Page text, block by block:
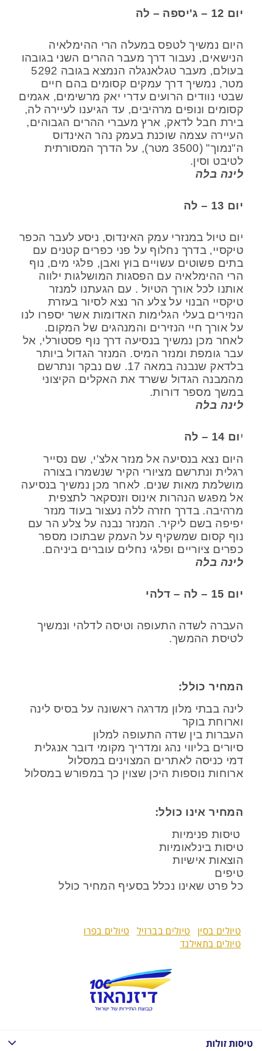
יום 12 – ג'יספה – לה
היום נמשיך לטפס במעלה הרי ההימלאיה
הנישאים, נעבור דרך מעבר ההרים השני בגובהו
בעולם, מעבר טגלאנגלה הנמצא בגובה 5292
מטר, נמשיך דרך עמקים קסומים בהם חיים
שבטי נוודים הרועים עדרי יאק מרשימים, אגמים
קסומים ונופים מרהיבים, עד הגיענו לעיירה לה,
בירת חבל לדאק, ארץ מעברי ההרים הגבוהים,
העיירה עצמה שוכנת בעמק נהר האינדוס
ה"נמוך" (3500 מטר), על הדרך המסורתית
לטיבט וסין.
לינה בלה
יום 13 – לה
יום טיול במנזרי עמק האינדוס, ניסע לעבר הכפר
טיקסיי, בדרך נחלוף על פני כפרים קטנים עם
בתים פשוטים עשויים בוץ ואבן, פלגי מים, נוף
הרי ההימלאיה עם הפסגות המושלגות ילווה
אותנו לכל אורך הטיול . עם הגעתנו למנזר
טיקסיי הבנוי על צלע הר נצא לסיור בעזרת
הנזירים בעלי הגלימות האדומות אשר יספרו לנו
על אורך חיי הנזירים והמנהגים של המקום.
לאחר מכן נמשיך בנסיעה דרך נוף פסטורלי, אל
עבר גומפת ומנזר המיס. המנזר הגדול ביותר
בלדאק שנבנה במאה 17. שם נבקר ונתרשם
מהמבנה הגדול ששרד את האקלים הקיצוני
במשך מספר דורות.
לינה בלה
יום 14 – לה
היום נצא בנסיעה אל מנזר אלצ'י, שם נסייר
רגלית ונתרשם מציורי הקיר שנשמרו בצורה
מושלמת מאות שנים. לאחר מכן נמשיך בנסיעה
אל מפגש הנהרות אינוס וזנסקאר לתצפית
מרהיבה. בדרך חזרה ללה נעצור בעוד מנזר
יפיפה בשם ליקיר. המנזר נבנה על צלע הר עם
נוף קסום שמשקיף על העמק שבתוכו מספר
כפרים ציוריים ופלגי נחלים עוברים ביניהם.
לינה בלה
יום 15 – לה – דלהי
העברה לשדה התעופה וטיסה לדלהי ונמשיך
לטיסת ההמשך.
המחיר כולל:
לינה בבתי מלון מדרגה ראשונה על בסיס לינה
וארוחת בוקר
העברות בין שדה התעופה למלון
סיורים בליווי נהג ומדריך מקומי דובר אנגלית
דמי כניסה לאתרים המצוינים במסלול
ארוחות נוספות היכן שצוין כך במפורש במסלול
המחיר אינו כולל:
טיסות פנימיות
טיסות בינלאומיות
הוצאות אישיות
טיפים
כל פרט שאינו נכלל בסעיף המחיר כולל
טיולים בסין טיולים בברזיל
טיולים בפרו
טיולים בתאילנד
טיסות זולות